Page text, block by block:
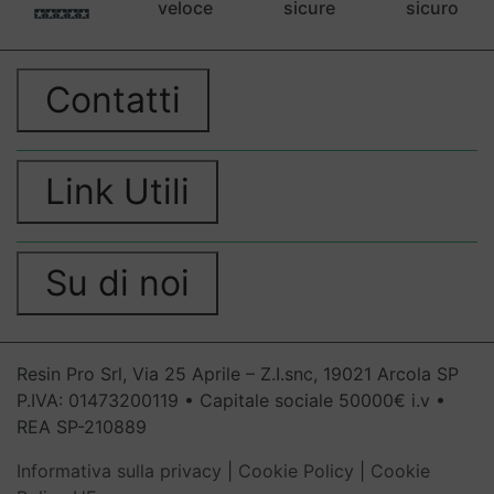
veloce sicure sicuro
Contatti
Link Utili
Su di noi
Resin Pro Srl, Via 25 Aprile – Z.I.snc, 19021 Arcola SP
P.IVA: 01473200119 • Capitale sociale 50000€ i.v •
REA SP-210889
Informativa sulla privacy
Cookie Policy
Cookie